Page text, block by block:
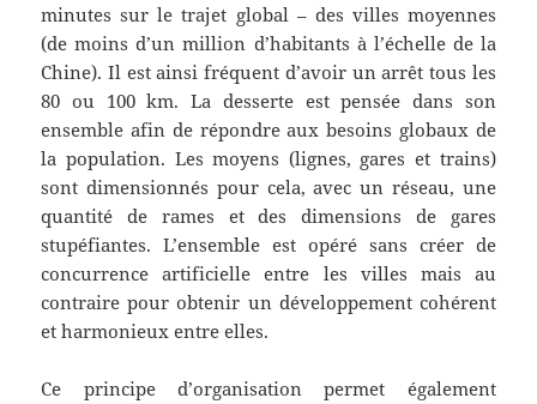
minutes sur le trajet global – des villes moyennes
(de moins d’un million d’habitants à l’échelle de la
Chine). Il est ainsi fréquent d’avoir un arrêt tous les
80 ou 100 km. La desserte est pensée dans son
ensemble afin de répondre aux besoins globaux de
la population. Les moyens (lignes, gares et trains)
sont dimensionnés pour cela, avec un réseau, une
quantité de rames et des dimensions de gares
stupéfiantes. L’ensemble est opéré sans créer de
concurrence artificielle entre les villes mais au
contraire pour obtenir un développement cohérent
et harmonieux entre elles.
Ce principe d’organisation permet également